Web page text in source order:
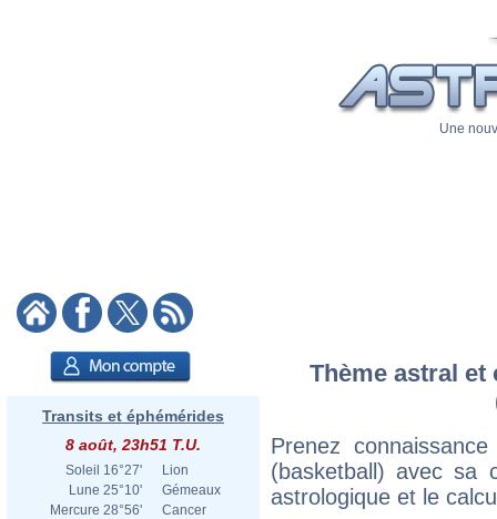
Une
Transits et éphémérides
8 août, 23h51 T.U.
Soleil 16°27'
Lion
Lune 25°10'
Gémeaux
Mercure 28°56'
Cancer
Thème astral et
Prenez
(basketball) avec sa
astrologique et le